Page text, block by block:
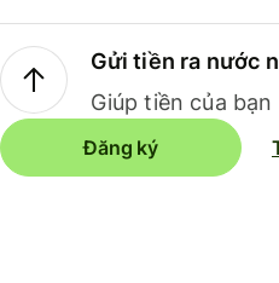
Gửi tiền ra nước
Giúp tiền của
Đăng ký